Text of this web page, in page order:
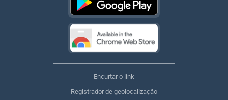
Encurtar o link
Registrador de geolocalização